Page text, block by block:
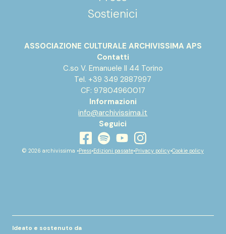
Sostienici
ASSOCIAZIONE CULTURALE ARCHIVISSIMA APS
Contatti
C.so V. Emanuele II 44 Torino
Tel. +39 349 2887997
CF: 97804960017
Informazioni
info@archivissima.it
Seguici
facebook
spotifyyoutubeinstagram
© 2026 archivissima •Press•Edizioni passate•Privacy policy•Cookie policy
Ideato e sostenuto da